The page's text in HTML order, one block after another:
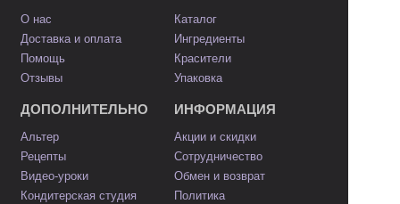
О нас
Доставка и оплата
Помощь
Отзывы
Каталог
Ингредиенты
Красители
Упаковка
ДОПОЛНИТЕЛЬНО
Альтер
Рецепты
Видео-уроки
Кондитерская студия
ИНФОРМАЦИЯ
Акции и скидки
Сотрудничество
Обмен и возврат
Политика